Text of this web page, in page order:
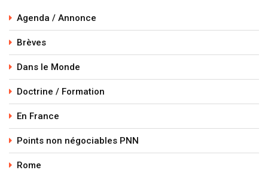
Agenda / Annonce
Brèves
Dans le Monde
Doctrine / Formation
En France
Points non négociables PNN
Rome